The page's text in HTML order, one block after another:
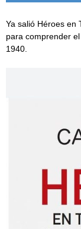
Ya salió Héroes en
para comprender
1940.